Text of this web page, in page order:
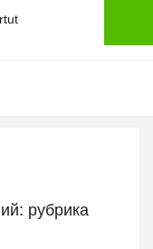
рубрика